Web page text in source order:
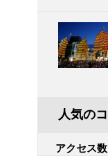
人気の
アクセス数